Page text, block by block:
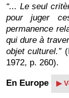
“... Le seul
pour juger
permanence
qui dure à
objet culturel.”
1972, p. 260).
En Europe
▶